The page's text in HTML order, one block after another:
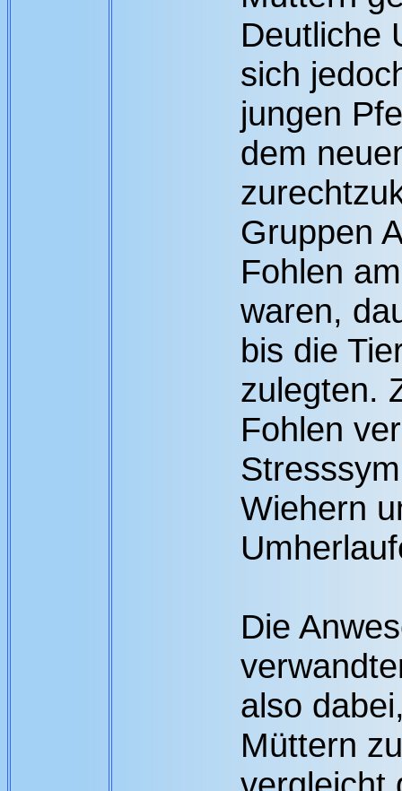
Deutliche
sich
jungen
dem
Gruppen
Fohlen
waren,
bis die
zulegten.
Fohlen
Wiehern
Die
also
Müttern